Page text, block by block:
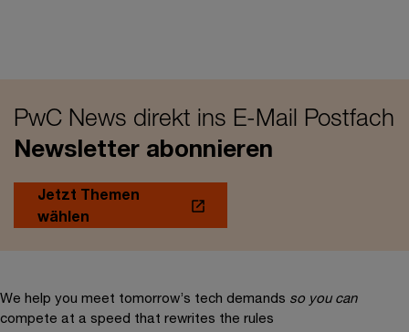
PwC News direkt ins E-Mail Postfach
Newsletter abonnieren
Jetzt Themen
wählen
We help you meet tomorrow’s tech demands so you can
compete at a speed that rewrites the rules